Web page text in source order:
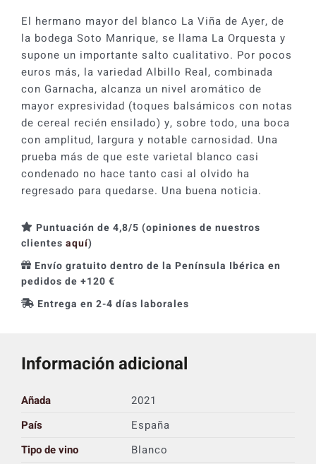
16,00 €.
14,40 €.
2021
cantidad
El hermano mayor del blanco La Viña de Ayer, de
la bodega Soto Manrique, se llama La Orquesta y
supone un importante salto cualitativo. Por pocos
euros más, la variedad Albillo Real, combinada
con Garnacha, alcanza un nivel aromático de
mayor expresividad (toques balsámicos con notas
de cereal recién ensilado) y, sobre todo, una boca
con amplitud, largura y notable carnosidad. Una
prueba más de que este varietal blanco casi
condenado no hace tanto casi al olvido ha
regresado para quedarse. Una buena noticia.
Puntuación de 4,8/5 (opiniones de nuestros
clientes aquí)
Envío gratuito dentro de la Península Ibérica en
pedidos de +120 €
Entrega en 2-4 días laborales
Información adicional
Añada
2021
País
España
Tipo de vino
Blanco